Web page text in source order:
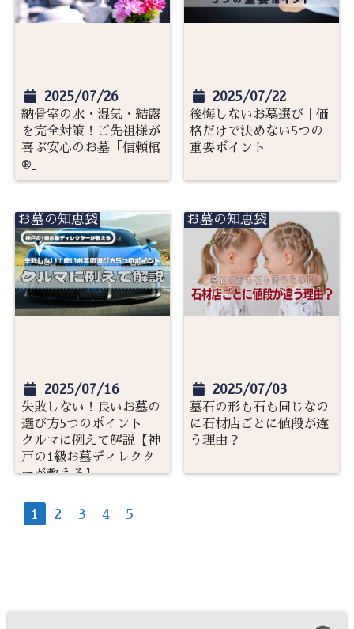
2025/07/26
納骨室の水・湿気・結露
を完全対策！ご先祖様が
喜ぶ安心のお墓「信頼棺
®」
2025/07/22
後悔しないお墓選び｜価
格だけで決めない5つの
重要ポイント
お墓の知恵袋
2025/07/16
失敗しない！良いお墓の
選び方5つのポイント｜
クルマに例えて解説【神
戸の1級お墓ディレクタ
ーが教える】
お墓の知恵袋
2025/07/03
墓石の形も石も同じなの
に石材店ごとに値段が違
う理由？
1 2 3 4 5